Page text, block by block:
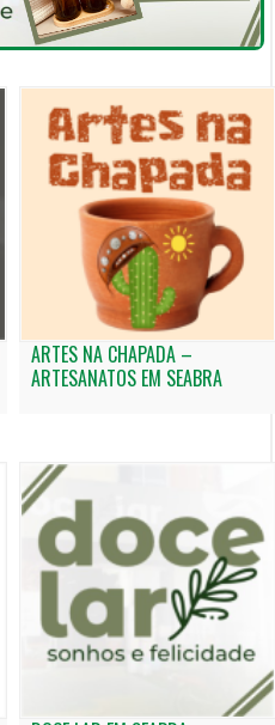
ARTES NA CHAPADA –
ARTESANATOS EM SEABRA